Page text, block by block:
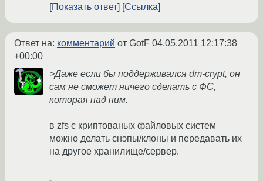
Показать ответ Ссылка
Ответ на: комментарий от GotF 04.05.2011 12:17:38
+00:00
>Даже если бы поддерживался dm-crypt, он
сам не сможет ничего сделать с ФС,
которая над ним.
в zfs с криптованых файловых систем
можно делать снэпы/клоны и передавать их
на другое хранилище/сервер.